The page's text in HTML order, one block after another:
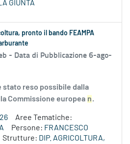
GIUNTA
pronto il bando FEAMPA
- Data di Pubblicazione 6-ago-
stato reso possibile dalla
Commissione europea n.
Aree Tematiche:
Persone: FRANCESCO
Strutture: DIP. AGRICOLTURA,